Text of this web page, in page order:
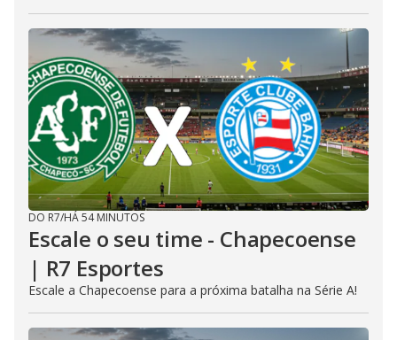
DO R7/HÁ 54 MINUTOS
Escale o seu time - Chapecoense
| R7 Esportes
Escale a Chapecoense para a próxima batalha na Série A!